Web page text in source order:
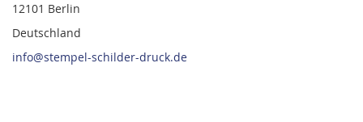
12101 Berlin
Deutschland
info@stempel-schilder-druck.de